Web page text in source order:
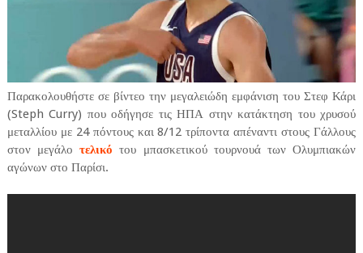
Παρακολουθήστε σε βίντεο την μεγαλειώδη εμφάνιση του Στεφ Κάρι
(Steph Curry) που οδήγησε τις ΗΠΑ στην κατάκτηση του χρυσού
μεταλλίου με 24 πόντους και 8/12 τρίποντα απέναντι στους Γάλλους
στον μεγάλοτελικό του μπασκετικού τουρνουά των Ολυμπιακών
αγώνων στο Παρίσι.